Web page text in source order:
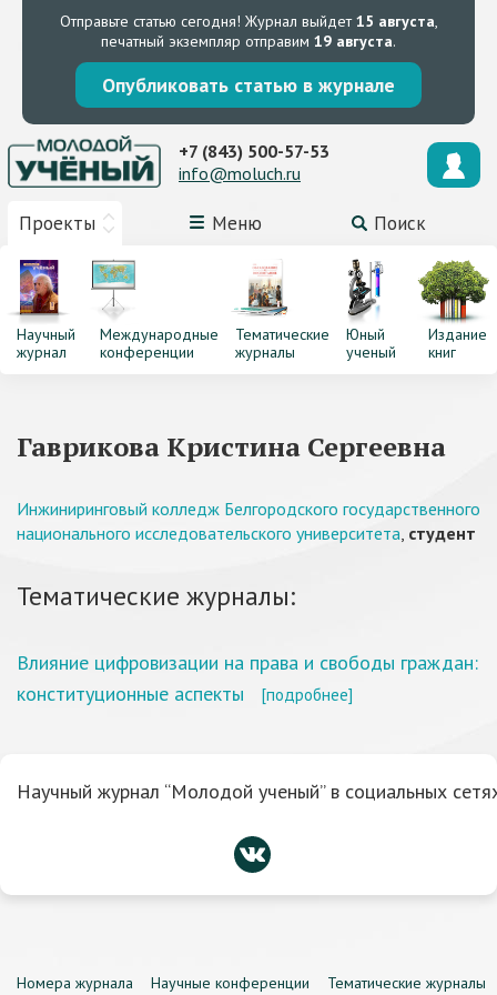
Отправьте статью сегодня! Журнал выйдет15 августа,
печатный экземпляр отправим 19 августа.
Опубликовать статью в журнале
Проекты Меню Поиск
+7 (843) 500-57-53
info@moluch.ru
Научный
журнал
Международные
конференции
Тематические
журналы
Юный
ученый
Издание
книг
Гаврикова Кристина Сергеевна
Инжиниринговый колледж Белгородского государственного
национального исследовательского университета, студент
Тематические журналы:
Влияние цифровизации на права и свободы граждан:
конституционные аспекты
[подробнее]
Научный журнал “Молодой ученый” в социальных
Номера журнала Научные конференции Тематические журналы